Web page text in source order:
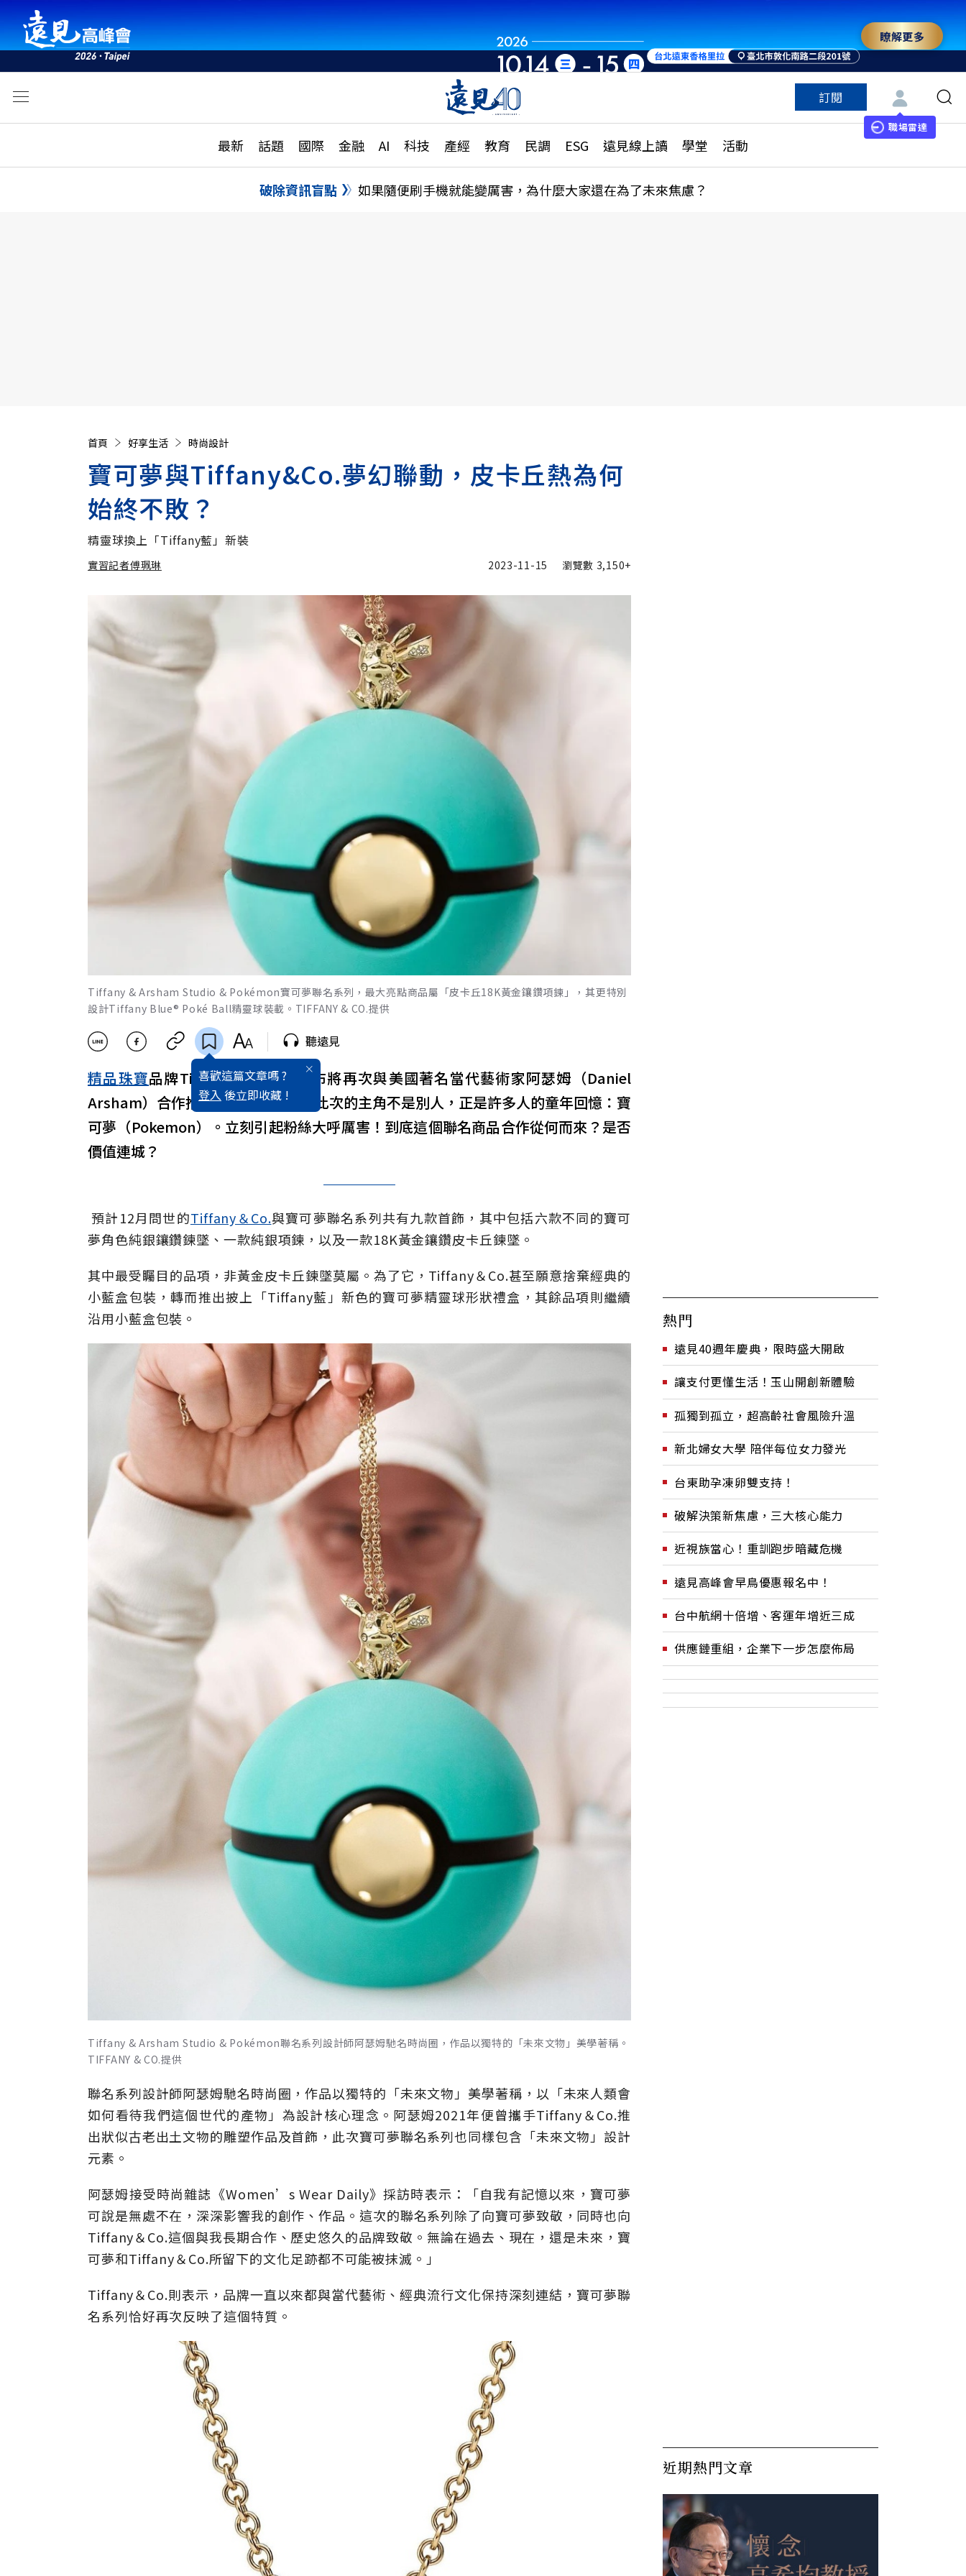
瞭解更多
訂閱
職場雷達
最新 話題 國際 金融 AI 科技 產經 教育 民調 ESG 遠見線上讀 學堂 活動
活動
話題
國際
特輯
大學升學、職涯攻略
縣市施政調查全解析
更多訂閱方案
特色頻道
破除資訊盲點 如果隨便刷手機就能變厲害，為什麼大家還在為了未來焦慮？
首頁 好享生活 時尚設計
寶可夢與Tiffany&Co.夢幻聯動，皮卡丘熱為何
始終不敗？
精靈球換上「Tiffany藍」新裝
實習記者傅珮琳 2023-11-15 瀏覽數 3,150+
Tiffany & Arsham Studio & Pokémon寶可夢聯名系列，最大亮點商品屬「皮卡丘18K黃金鑲鑽項鍊」，其更特別
設計Tiffany Blue® Poké Ball精靈球裝載。TIFFANY & CO.提供
喜歡這篇文章嗎 ?
登入 後立即收藏 !
聽遠見
精品珠寶品牌Tiffany＆Co.日前宣布將再次與美國著名當代藝術家阿瑟姆（Daniel
Arsham）合作推出聯名系列首飾，此次的主角不是別人，正是許多人的童年回憶：寶
可夢（Pokemon）。立刻引起粉絲大呼厲害！到底這個聯名商品合作從何而來？是否
價值連城？
預計12月問世的Tiffany＆Co.與寶可夢聯名系列共有九款首飾，其中包括六款不同的寶可
夢角色純銀鑲鑽鍊墜、一款純銀項鍊，以及一款18K黃金鑲鑽皮卡丘鍊墜。
其中最受矚目的品項，非黃金皮卡丘鍊墜莫屬。為了它，Tiffany＆Co.甚至願意捨棄經典的
小藍盒包裝，轉而推出披上「Tiffany藍」新色的寶可夢精靈球形狀禮盒，其餘品項則繼續
沿用小藍盒包裝。
Tiffany & Arsham Studio & Pokémon聯名系列設計師阿瑟姆馳名時尚圈，作品以獨特的「未來文物」美學著稱。
TIFFANY & CO.提供
聯名系列設計師阿瑟姆馳名時尚圈，作品以獨特的「未來文物」美學著稱，以「未來人類會
如何看待我們這個世代的產物」為設計核心理念。阿瑟姆2021年便曾攜手Tiffany＆Co.推
出狀似古老出土文物的雕塑作品及首飾，此次寶可夢聯名系列也同樣包含「未來文物」設計
元素。
阿瑟姆接受時尚雜誌《Women’s Wear Daily》採訪時表示：「自我有記憶以來，寶可夢
可說是無處不在，深深影響我的創作、作品。這次的聯名系列除了向寶可夢致敬，同時也向
Tiffany＆Co.這個與我長期合作、歷史悠久的品牌致敬。無論在過去、現在，還是未來，寶
可夢和Tiffany＆Co.所留下的文化足跡都不可能被抹滅。」
Tiffany＆Co.則表示，品牌一直以來都與當代藝術、經典流行文化保持深刻連結，寶可夢聯
名系列恰好再次反映了這個特質。
熱門
遠見40週年慶典，限時盛大開啟
讓支付更懂生活！玉山開創新體驗
孤獨到孤立，超高齡社會風險升溫
新北婦女大學 陪伴每位女力發光
台東助孕凍卵雙支持！
破解決策新焦慮，三大核心能力
近視族當心！重訓跑步暗藏危機
遠見高峰會早鳥優惠報名中！
台中航網十倍增、客運年增近三成
供應鏈重組，企業下一步怎麼佈局
近期熱門文章